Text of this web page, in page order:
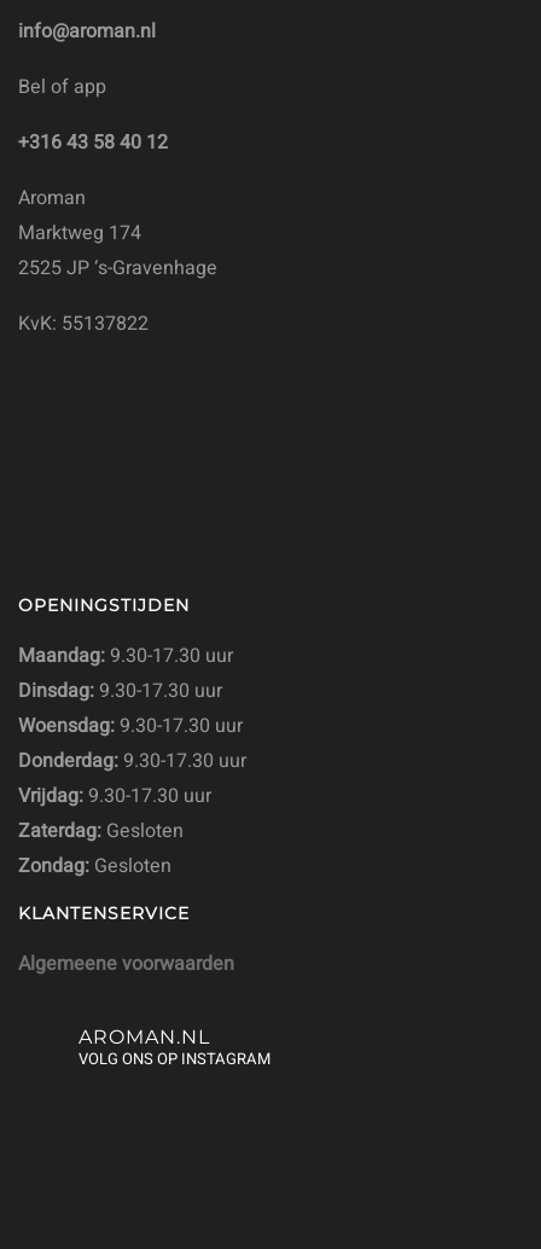
info@aroman.nl
Bel of app
+316 43 58 40 12
Aroman
Marktweg 174
2525 JP ‘s-Gravenhage
KvK: 55137822
OPENINGSTIJDEN
Maandag: 9.30-17.30 uur
Dinsdag: 9.30-17.30 uur
Woensdag: 9.30-17.30 uur
Donderdag: 9.30-17.30 uur
Vrijdag: 9.30-17.30 uur
Zaterdag: Gesloten
Zondag: Gesloten
KLANTENSERVICE
Algemeene voorwaarden
AROMAN.NL
VOLG ONS OP INSTAGRAM